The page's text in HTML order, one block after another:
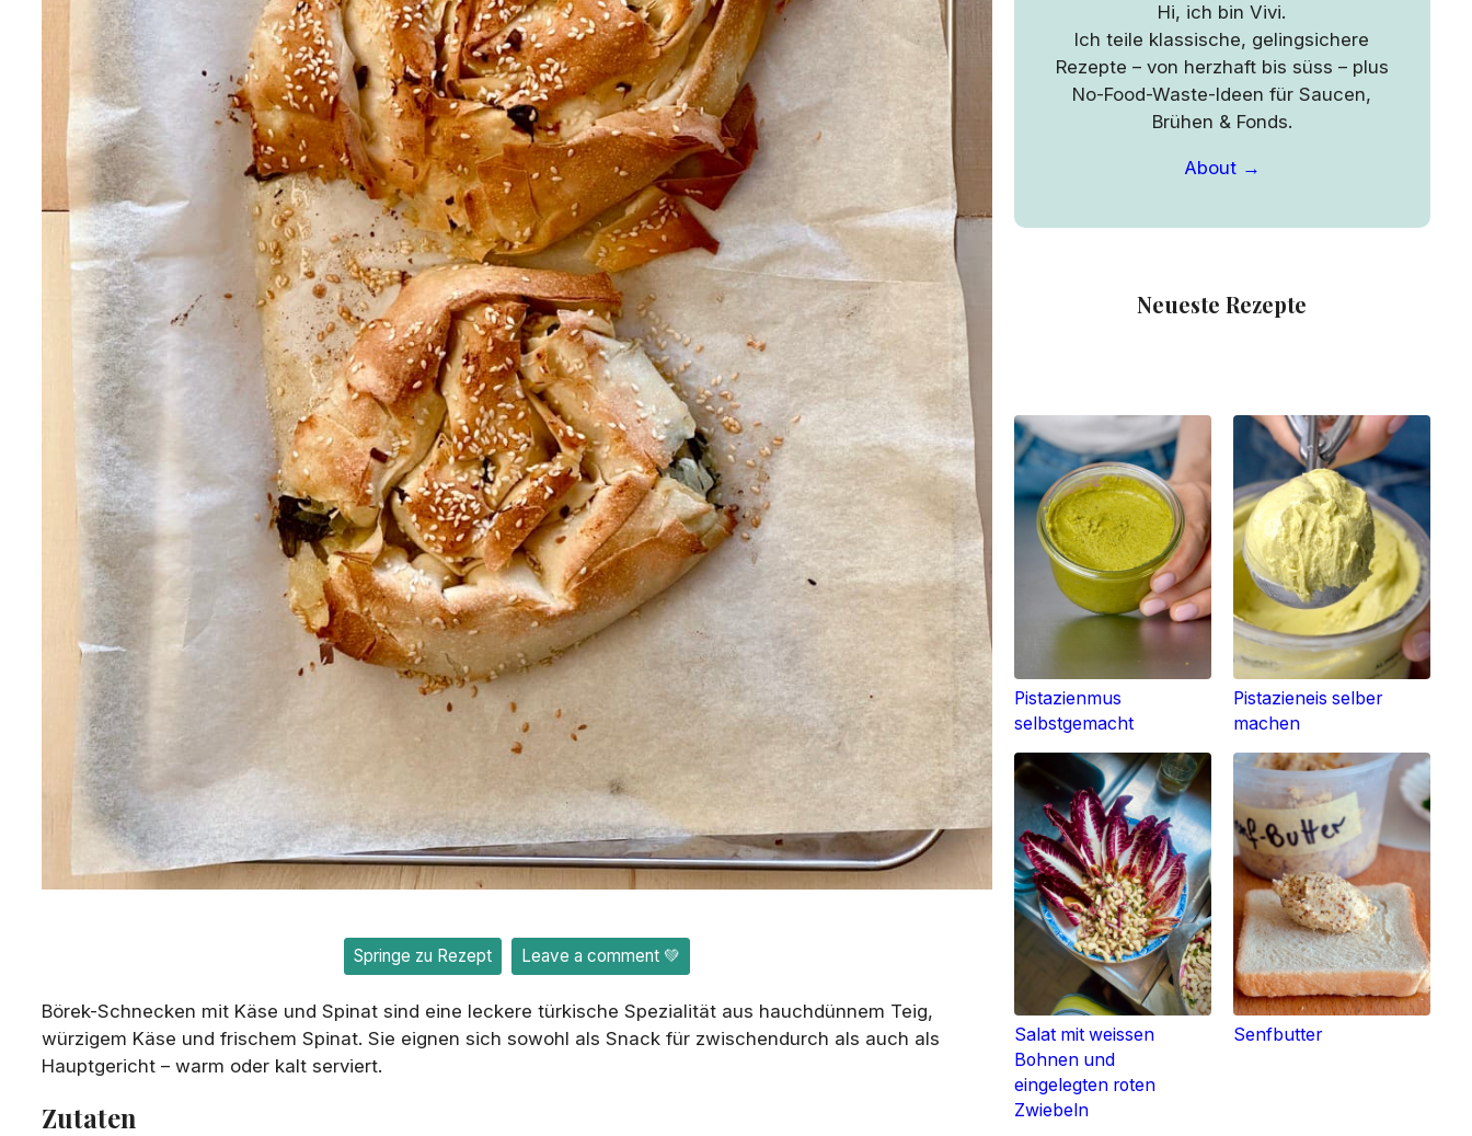
Springe zu Rezept Leave a comment 💚
Börek-Schnecken mit Käse und Spinat sind eine leckere türkische Spezialität aus hauchdünnem Teig,
würzigem Käse und frischem Spinat. Sie eignen sich sowohl als Snack für zwischendurch als auch als
Hauptgericht – warm oder kalt serviert.
Zutaten
Hi, ich bin Vivi.
Ich teile klassische, gelingsichere
Rezepte – von herzhaft bis süss – plus
No-Food-Waste-Ideen für Saucen,
Brühen & Fonds.
About →
Neueste Rezepte
Pistazienmus
selbstgemacht
Pistazieneis selber
machen
Salat mit weissen
Bohnen und
eingelegten roten
Zwiebeln
Senfbutter